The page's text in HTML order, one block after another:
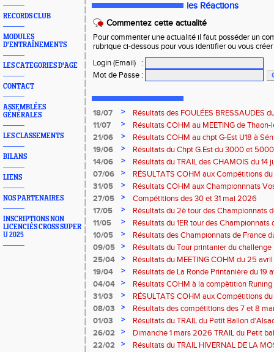
RECORDS CLUB
MODULES
D'ENTRAÎNEMENTS
LES CATEGORIES D'AGE
CONTACT
ASSEMBLÉES
GÉNÉRALES
LES CLASSEMENTS
BILANS
LIENS
NOS PARTENAIRES
INSCRIPTIONS NON
LICENCIÉS CROSS SUPER
U 2025
les Réactions
Commentez cette actualité
Pour commenter une actualité il faut posséder un
rubrique ci-dessous pour vous identifier ou vous
Login (Email)
:
Mot de Passe :
18/07 >
Résultats des FOULÉES BRESSAUDES
Bresse
11/07 >
Résultats COHM au MEETING de Thaon-
2026
21/06 >
Résultats COHM au chpt G-Est U18 à
2026
19/06 >
Résultats du Chpt G.Est du 3000 et
Amneville
14/06 >
Résultats du TRAIL des CHAMOIS du 14
Moselotte
07/06 >
RÉSULTATS COHM aux Compétitions
31/05
>
Résultats COHM aux Championnnats
Masters du 31 mai 2026 à Remiremont
27/05 >
Compétitions des 30 et 31 mai 2026
17/05
>
Résultats du 2è tour des Championnats
région G-Est du 17 mai 2025 à
11/05 >
Résultats du 1ER tour des Championnats
Thaon-les Vosges
10/05 >
Résultats des Championnats de France
Marathon du 10 mai à Troyes
09/05 >
Résultats du Tour printanier du
25/04
>
Résultats du MEETING COHM du 25
19/04
>
Résultats de La Ronde Printanière du 19
route de Belfort
04/04 >
Résultats COHM à la compètition
court" des 4 et 5 avril à Toul
31/03 >
RÉSULTATS COHM aux Compétitions
08/03
>
Résultats des compétitions des 7 et 8
01/03
>
Résultats du TRAIL du Petit Ballon
Rouffach-68
26/02 >
Dimanche 1 mars 2026 TRAIL du Petit
ROUFFACH 68
22/02 >
Résultats du TRAIL HIVERNAL DE LA